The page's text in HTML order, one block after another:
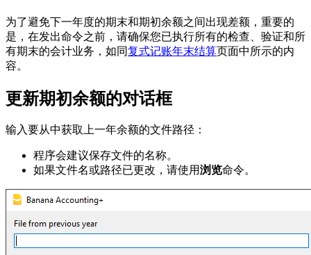
为了避免下一年度的期末和期初余额之间出现差额，重要的
是，在发出命令之前，请确保您已执行所有的检查、验证和所
有期末的会计业务，如同复式记账年末结算页面中所示的内
容。
更新期初余额的对话框
输入要从中获取上一年余额的文件路径：
程序会建议保存文件的名称。
如果文件名或路径已更改，请使用浏览命令。